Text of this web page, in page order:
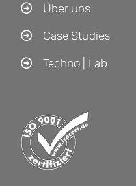
Über uns
Case Studies
Techno | Lab